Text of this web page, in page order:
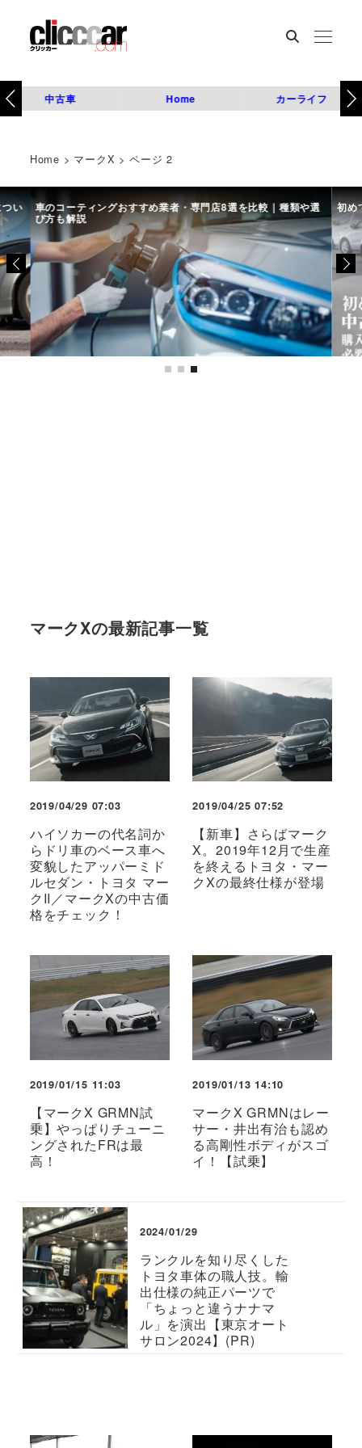
中古車 Home カーライフ
Home > マークX >ページ 2
い 車のコーティングおすすめ業者・専門店8選を比較｜種類や選
び方も解説
初め
マークXの最新記事一覧
2019/04/29 07:03
ハイソカーの代名詞か
らドリ車のベース車へ
変貌したアッパーミド
ルセダン・トヨタ マー
クII／マークXの中古価
格をチェック！
2019/04/25 07:52
【新車】さらばマーク
X。2019年12月で生産
を終えるトヨタ・マー
クXの最終仕様が登場
2019/01/15 11:03
【マークX GRMN試
乗】やっぱりチューニ
ングされたFRは最
高！
2019/01/13 14:10
マークX GRMNはレー
サー・井出有治も認め
る高剛性ボディがスゴ
イ！【試乗】
2024/01/29
ランクルを知り尽くした
トヨタ車体の職人技。輸
出仕様の純正パーツで
「ちょっと違うナナマ
ル」を演出【東京オート
サロン2024】(PR)